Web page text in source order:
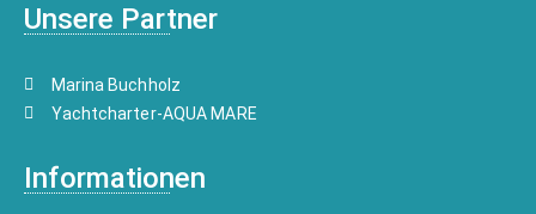
Unsere Partner
Marina Buchholz
Yachtcharter-AQUA MARE
Informationen